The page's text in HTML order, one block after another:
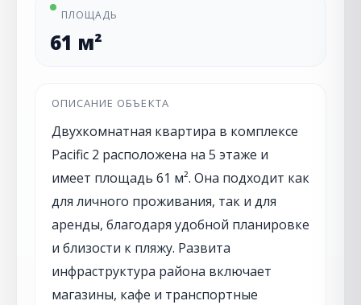
ПЛОЩАДЬ
61 м²
ОПИСАНИЕ ОБЪЕКТА
Двухкомнатная квартира в комплексе
Pacific 2 расположена на 5 этаже и
имеет площадь 61 м². Она подходит как
для личного проживания, так и для
аренды, благодаря удобной планировке
и близости к пляжу. Развита
инфраструктура района включает
магазины, кафе и транспортные